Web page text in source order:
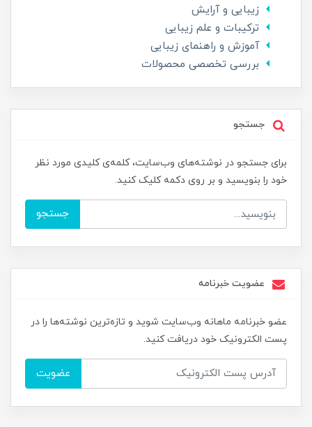
زیبایی و آرایش
ترکیبات و علم زیبایی
آموزش و راهنمای زیبایی
بررسی تخصصی محصولات
جستجو
برای جستجو در نوشته‌های وب‌سایت، کلمه‌ی کلیدی مورد نظر
خود را بنویسید و بر روی دکمه کلیک کنید.
جستجو
عضویت خبرنامه
عضو خبرنامه ماهانه وب‌سایت شوید و تازه‌ترین نوشته‌ها را در
پست الکترونیک خود دریافت کنید.
عضویت